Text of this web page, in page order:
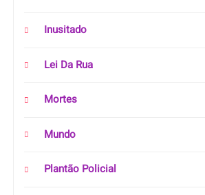
Inusitado
Lei Da Rua
Mortes
Mundo
Plantão Policial